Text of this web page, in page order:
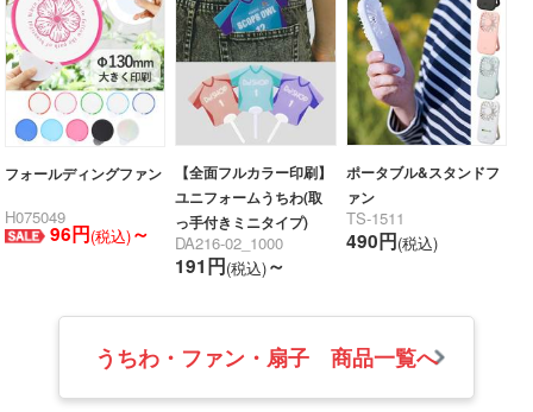
フォールディングファン
H075049
96円(税込)～
【全面フルカラー印刷】
ユニフォームうちわ(取
っ手付きミニタイプ)
DA216-02_1000
191円(税込)～
ポータブル&スタンドフ
ァン
TS-1511
490円(税込)
うちわ・ファン・扇子 商品一覧へ